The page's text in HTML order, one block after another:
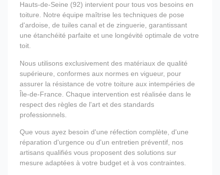
Hauts-de-Seine (92) intervient pour tous vos besoins en
toiture. Notre équipe maîtrise les techniques de pose
d'ardoise, de tuiles canal et de zinguerie, garantissant
une étanchéité parfaite et une longévité optimale de votre
toit.
Nous utilisons exclusivement des matériaux de qualité
supérieure, conformes aux normes en vigueur, pour
assurer la résistance de votre toiture aux intempéries de
Île-de-France. Chaque intervention est réalisée dans le
respect des règles de l'art et des standards
professionnels.
Que vous ayez besoin d'une réfection complète, d'une
réparation d'urgence ou d'un entretien préventif, nos
artisans qualifiés vous proposent des solutions sur
mesure adaptées à votre budget et à vos contraintes.